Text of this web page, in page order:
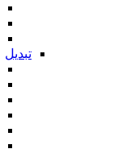
تبدیل